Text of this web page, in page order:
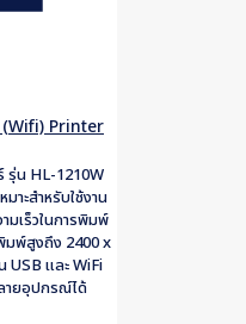
Printer
รุ่น HL-1210W
าะสำหรับใช้งาน
มเร็วในการพิมพ์
มพ์สูงถึง 2400 x
USB และ WiFi
ายอุปกรณ์ได้